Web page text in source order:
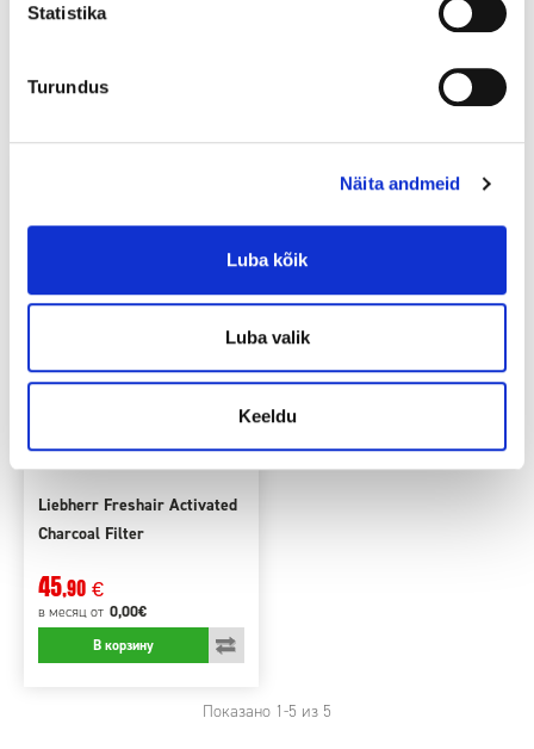
Statistika
Turundus
Näita andmeid
Luba kõik
Luba valik
Keeldu
külmikule
В корзину
Liebherr Freshair Activated
Charcoal Filter
45,90 €
в месяцот 0,00€
В корзину
Показано 1-5 из 5